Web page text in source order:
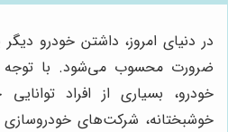
در دنیای امروز، داشتن خودرو
ضرورت محسوب می‌شود. با توجه
خودرو، بسیاری از افراد
خوشبختانه، شرکت‌های خودروسازی